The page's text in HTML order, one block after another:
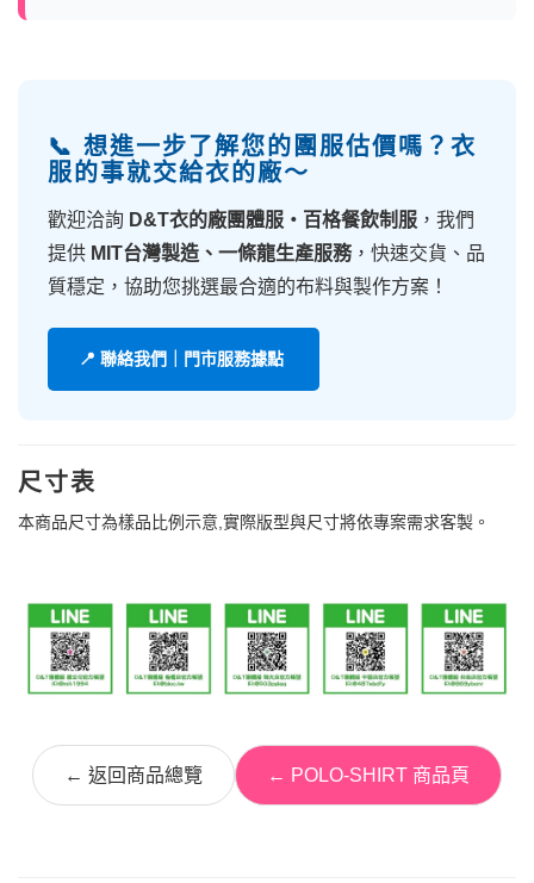
📞 想進一步了解您的團服估價嗎？衣
服的事就交給衣的廠～
歡迎洽詢 D&T衣的廠團體服・百格餐飲制服 ，我們
提供 MIT台灣製造、一條龍生產服務，快速交貨、品
質穩定，協助您挑選最合適的布料與製作方案！
📍 聯絡我們｜門市服務據點
尺寸表
本商品尺寸為樣品比例示意,實際版型與尺寸將依專案需求客製。
← 返回商品總覽 ← POLO-SHIRT 商品頁